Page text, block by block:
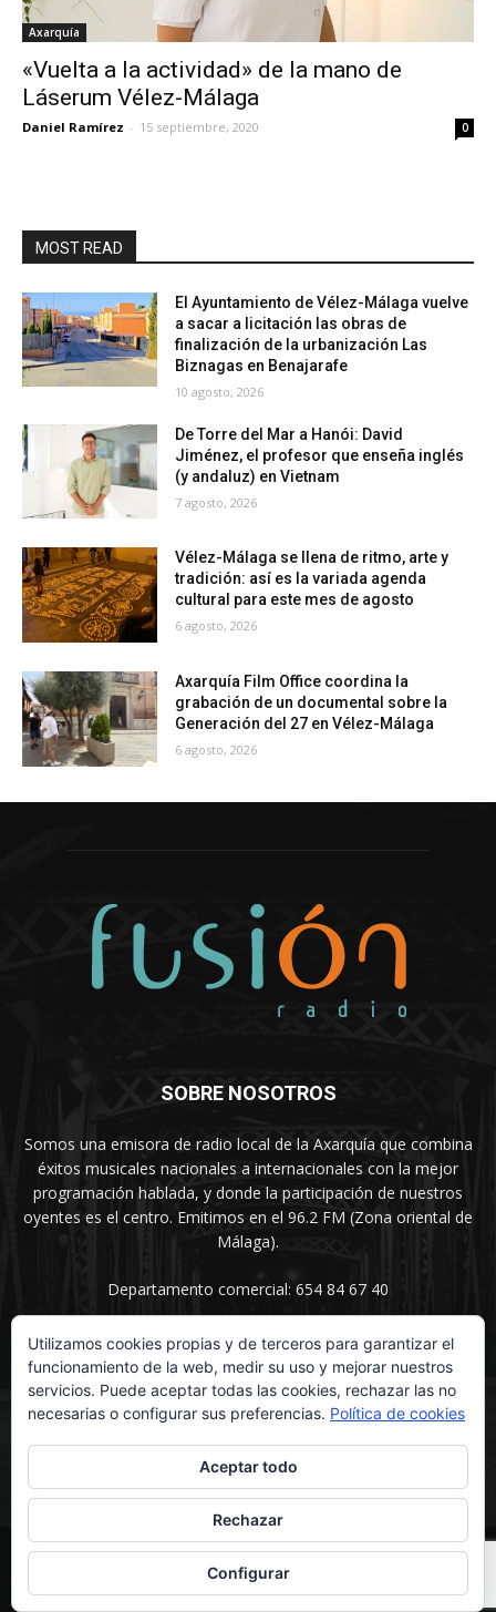
Axarquía
«Vuelta a la actividad» de la mano de
Láserum Vélez-Málaga
Daniel Ramírez - 15 septiembre, 2020 0
MOST READ
El Ayuntamiento de Vélez-Málaga vuelve
a sacar a licitación las obras de
finalización de la urbanización Las
Biznagas en Benajarafe
10 agosto, 2026
De Torre del Mar a Hanói: David
Jiménez, el profesor que enseña inglés
(y andaluz) en Vietnam
7 agosto, 2026
Vélez-Málaga se llena de ritmo, arte y
tradición: así es la variada agenda
cultural para este mes de agosto
6 agosto, 2026
Axarquía Film Office coordina la
grabación de un documental sobre la
Generación del 27 en Vélez-Málaga
6 agosto, 2026
SOBRE NOSOTROS
Somos una emisora de radio local de la Axarquía que combina
éxitos musicales nacionales a internacionales con la mejor
programación hablada, y donde la participación de nuestros
oyentes es el centro. Emitimos en el 96.2 FM (Zona oriental de
Málaga).
Departamento comercial: 654 84 67 40
SÍGUENOS
© UNIMEDIOS - Agencia de Marketing en Vélez-Málaga 2026
Inicio Secciones La voz del sentimiento Contacta
Utilizamos cookies propias y de terceros para garantizar el
funcionamiento de la web, medir su uso y mejorar nuestros
servicios. Puede aceptar todas las cookies, rechazar las no
necesarias o configurar sus preferencias. Política de cookies
Aceptar todo
Rechazar
Configurar